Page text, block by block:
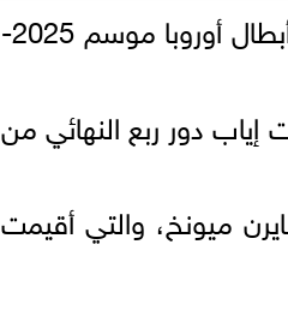
الألماني فوزًا مثيرًا بنتيجة 4-3 على ريال مدريد الإسباني ليتأهل لنهائي دوري أبطال أوروبا موسم 2025-
دور ربع النهائي من
ميونخ، والتي أقيمت